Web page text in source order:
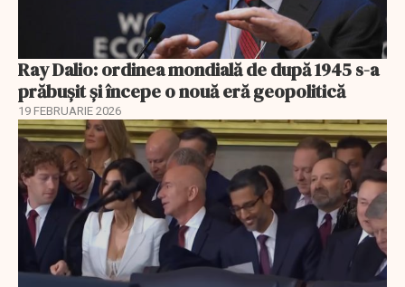
Ray Dalio: ordinea mondială de după 1945 s-a
prăbușit și începe o nouă eră geopolitică
19 FEBRUARIE 2026